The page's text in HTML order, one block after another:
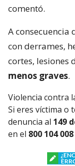
comentó.
A consecuencia
con derrames,
cortes, lesiones
menos graves.
Violencia contra
Si eres víctima o
denuncia al 149
en el 800 104